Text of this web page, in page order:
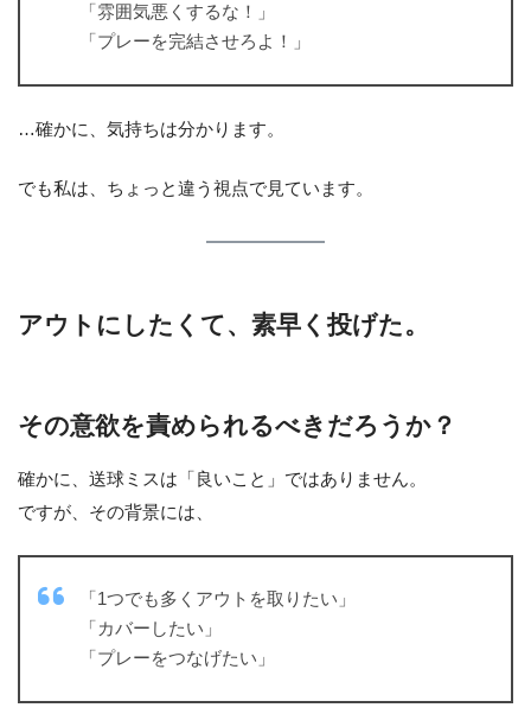
「雰囲気悪くするな！」
「プレーを完結させろよ！」
…確かに、気持ちは分かります。
でも私は、ちょっと違う視点で見ています。
アウトにしたくて、素早く投げた。
その意欲を責められるべきだろうか？
確かに、送球ミスは「良いこと」ではありません。
ですが、その背景には、
「1つでも多くアウトを取りたい」
「カバーしたい」
「プレーをつなげたい」